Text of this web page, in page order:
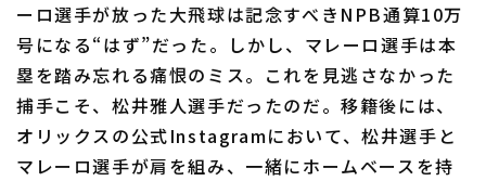
ーロ選手が放った大飛球は記念すべきNPB通算10万
号になる“はず”だった。しかし、マレーロ選手は本
塁を踏み忘れる痛恨のミス。これを見逃さなかった
捕手こそ、松井雅人選手だったのだ。移籍後には、
オリックスの公式Instagramにおいて、松井選手と
マレーロ選手が肩を組み、一緒にホームベースを持